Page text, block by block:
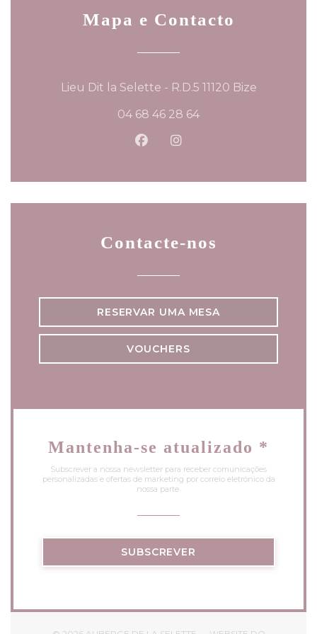
Mapa e Contacto
Lieu Dit la Selette - R.D.5 11120 Bize((abre
04 68 46 28 64
Facebook ((abre numa
Instagram ((abre
Contacte-nos
RESERVAR UMA MESA
VOUCHERS
Mantenha-se atualizado *
Subscrever a nossa newsletter para receber comunicações
personalizadas e ofertas de marketing por correio eletrónico da
nossa parte.
SUBSCREVER